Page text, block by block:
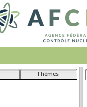
Thèmes